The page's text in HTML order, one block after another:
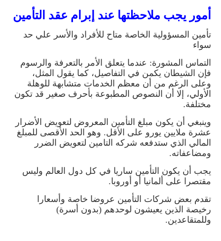
أمور يجب ملاحظتها عند إبرام عقد التأمين
تأمين المسؤولية الخاصة متاح للأفراد والأسر علي حد
سواء
التماس المشورة: عندما يتعلق الأمر بالتعرفة والرسوم
فإن الشيطان يكمن في التفاصيل، كما يقول المثل،
وعلى الرغم من أن معظم الخدمات متشابهة للوهلة
الأولي، إلا أن النصوص المطبوعة بأحرف صغير قد تكون
مختلفة.
وينبغي أن يكون مبلغ التأمين المعروض لتعويض الأضرار
عشرة ملايين يورو على الأقل. وهو الحد الأقصى للمبلغ
المالي الذي ستدفعه شركه التامين لتعويض الضرر
ومضاعفاته.
يجب أن يكون التأمين ساريا في كل دول العالم وليس
مقتصرا على ألمانيا أو أوروبا.
تقدم بعض شركات التأمين عروضا خاصة وأسعارا
رخيصة الذين يعيشون لوحدهم (بدون أسرة)
وللمتقاعدين.